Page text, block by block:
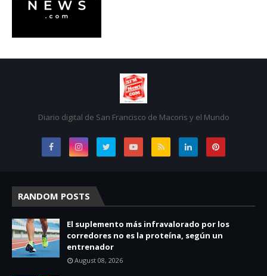
Diario digital de San Francisco de Macoris y el Mundo
RANDOM POSTS
El suplemento más infravalorado por los
corredores no es la proteína, según un
entrenador
August 08, 2026